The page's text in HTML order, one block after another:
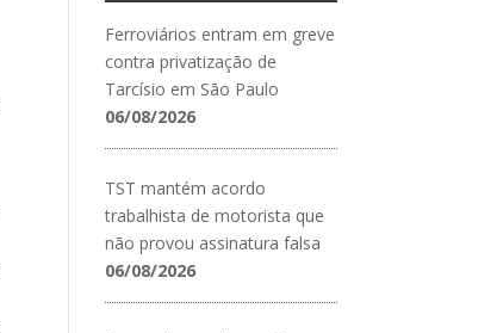
Ferroviários entram em greve
contra privatização de
Tarcísio em São Paulo
06/08/2026
TST mantém acordo
trabalhista de motorista que
não provou assinatura falsa
06/08/2026